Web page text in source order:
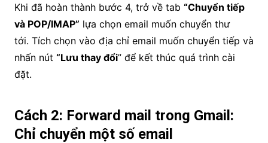
Khi đã hoàn thành bước 4, trở về tab “Chuyển tiếp
và POP/IMAP” lựa chọn email muốn chuyển thư
tới. Tích chọn vào địa chỉ email muốn chuyển tiếp và
nhấn nút “Lưu thay đổi” để kết thúc quá trình cài
đặt.
Cách 2: Forward mail trong Gmail:
Chỉ chuyển một số email